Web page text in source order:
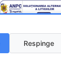
Respinge